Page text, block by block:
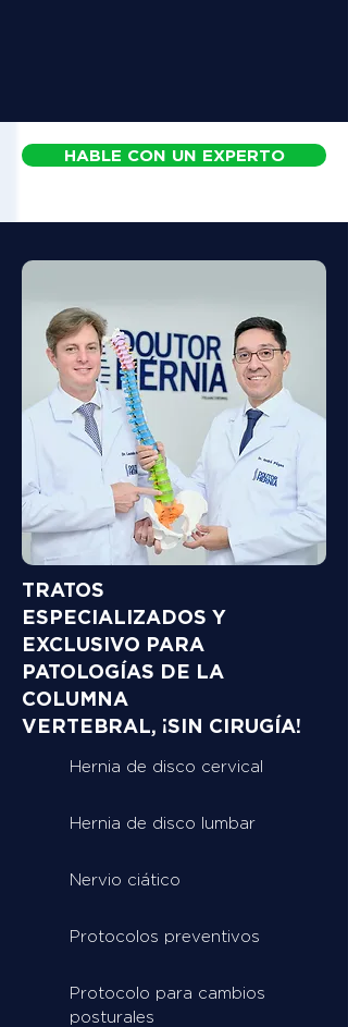
HABLE CON UN EXPERTO
TRATOS
ESPECIALIZADOS Y
EXCLUSIVO PARA
PATOLOGÍAS DE LA
COLUMNA
VERTEBRAL, ¡SIN CIRUGÍA!
Hernia de disco cervical
Hernia de disco lumbar
Nervio ciático
Protocolos preventivos
Protocolo para cambios
posturales